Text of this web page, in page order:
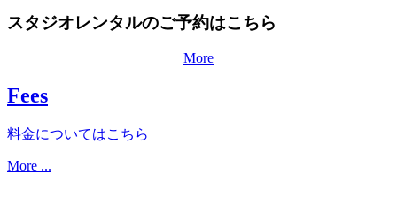
スタジオレンタルのご予約はこちら
More
Fees
料金についてはこちら
More ...